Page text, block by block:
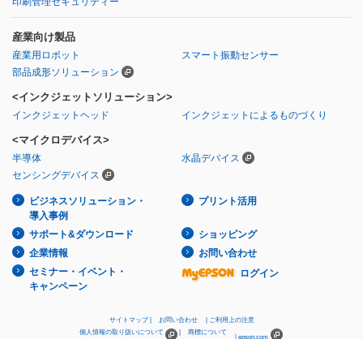
産業向け製品
産業用ロボット
スマート振動センサー
部品成形ソリューション
<インクジェットソリューション>
インクジェットヘッド インクジェットによるものづくり
<マイクロデバイス>
半導体
水晶デバイス
センシングデバイス
ビジネスソリューション・
導入事例
プリント活用
サポート&ダウンロード
ショッピング
企業情報
お問い合わせ
セミナー・イベント・
キャンペーン
ログイン
サイトマップ お問い合わせ
ご利用上の注意
個人情報の取り扱いについて
商標について
epson.com